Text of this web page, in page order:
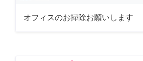
オフィスのお掃除お願いします